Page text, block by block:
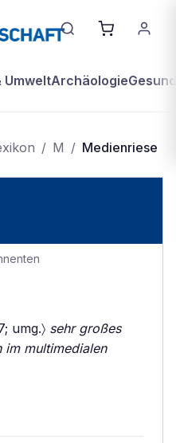
UmweltArchäologie
/ M / Medienriese
umg.〉 sehr großes
im multimedialen